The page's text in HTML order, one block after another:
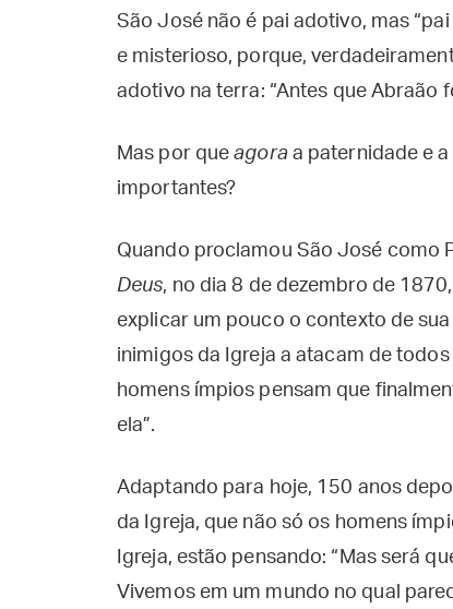
São José não é pai adotivo, mas
e misterioso, porque,
adotivo na terra: “Antes que Abraão
Mas por queagoraa paternidade e a
importantes?
Quando proclamou São José como
Deus, no dia 8 de dezembro de
explicar um pouco o contexto de
inimigos da Igreja a atacam de
homens ímpios pensam que
ela”.
Adaptando para hoje, 150 anos
da Igreja, que não só os homens
Igreja, estão pensando: “Mas será
Vivemos em um mundo no qual